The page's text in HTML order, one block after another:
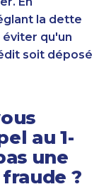
la dette
qu'un
soit déposé
au 1-
une
?